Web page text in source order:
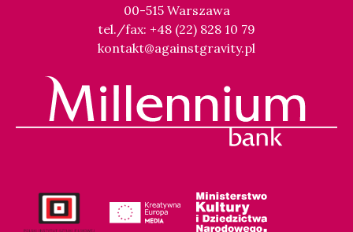
00-515 Warszawa
tel./fax: +48 (22) 828 10 79
kontakt@againstgravity.pl